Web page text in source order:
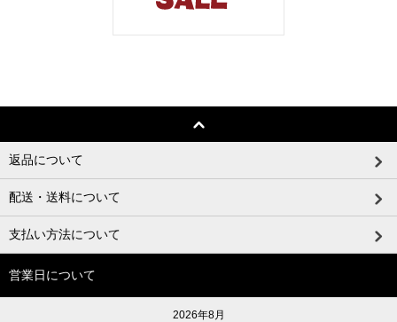
返品について
配送・送料について
支払い方法について
営業日について
2026年8月